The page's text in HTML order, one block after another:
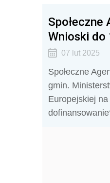
Społeczne
Wnioski do
07 lut 2025
Społeczne
gmin.
Europejskiej